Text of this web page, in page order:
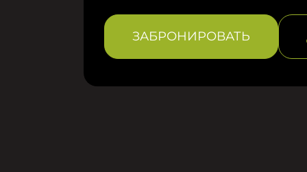
ЗАБРОНИРОВАТЬ